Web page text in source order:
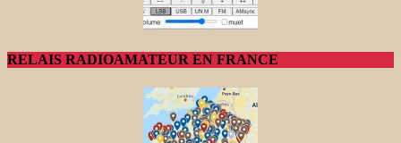
RELAIS RADIOAMATEUR EN FRANCE